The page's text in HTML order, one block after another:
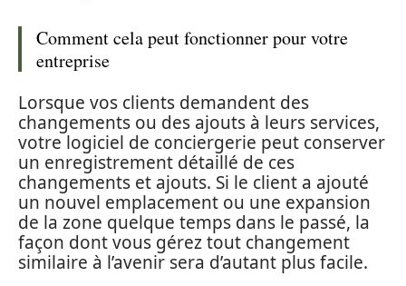
Comment cela peut fonctionner pour votre
entreprise
Lorsque vos clients demandent des
changements ou des ajouts à leurs services,
votre logiciel de conciergerie peut conserver
un enregistrement détaillé de ces
changements et ajouts. Si le client a ajouté
un nouvel emplacement ou une expansion
de la zone quelque temps dans le passé, la
façon dont vous gérez tout changement
similaire à l’avenir sera d’autant plus facile.